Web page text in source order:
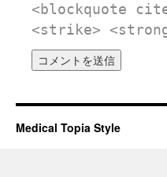
<blockquote
<strike>
Medical Topia Style